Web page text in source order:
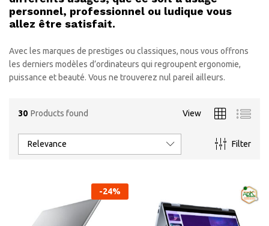
personnel, professionnel ou ludique vous
allez être satisfait.
Avec les marques de prestiges ou classiques, nous vous offrons
les derniers modèles d’ordinateurs qui regroupent ergonomie,
puissance et beauté. Vous ne trouverez nul pareil ailleurs.
30 Products found View
Filter
Relevance
-24%